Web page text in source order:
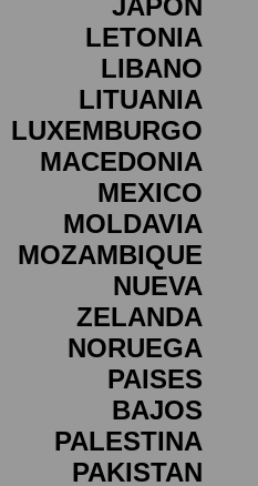
JAPON
LETONIA
LIBANO
LITUANIA
LUXEMBURGO
MACEDONIA
MEXICO
MOLDAVIA
MOZAMBIQUE
NUEVA
ZELANDA
NORUEGA
PAISES
BAJOS
PALESTINA
PAKISTAN